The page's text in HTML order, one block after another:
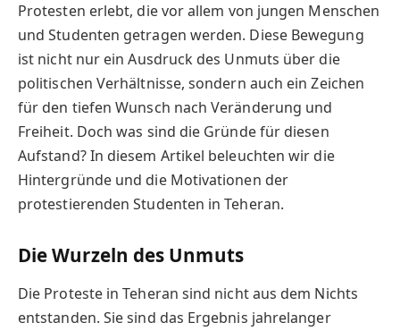
Protesten erlebt, die vor allem von jungen Menschen
und Studenten getragen werden. Diese Bewegung
ist nicht nur ein Ausdruck des Unmuts über die
politischen Verhältnisse, sondern auch ein Zeichen
für den tiefen Wunsch nach Veränderung und
Freiheit. Doch was sind die Gründe für diesen
Aufstand? In diesem Artikel beleuchten wir die
Hintergründe und die Motivationen der
protestierenden Studenten in Teheran.
Die Wurzeln des Unmuts
Die Proteste in Teheran sind nicht aus dem Nichts
entstanden. Sie sind das Ergebnis jahrelanger